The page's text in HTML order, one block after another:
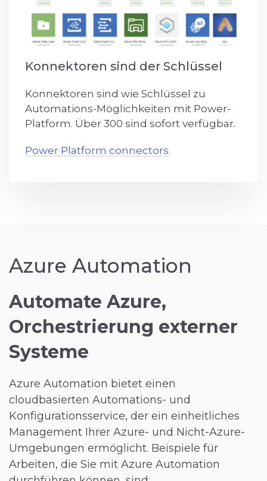
Konnektoren sind der Schlüssel
Konnektoren sind wie Schlüssel zu
Automations-Möglichkeiten mit Power-
Platform. Über 300 sind sofort verfügbar.
Power Platform connectors
Azure Automation
Automate Azure,
Orchestrierung externer
Systeme
Azure Automation bietet einen
cloudbasierten Automations- und
Konfigurationsservice, der ein einheitliches
Management Ihrer Azure- und Nicht-Azure-
Umgebungen ermöglicht. Beispiele für
Arbeiten, die Sie mit Azure Automation